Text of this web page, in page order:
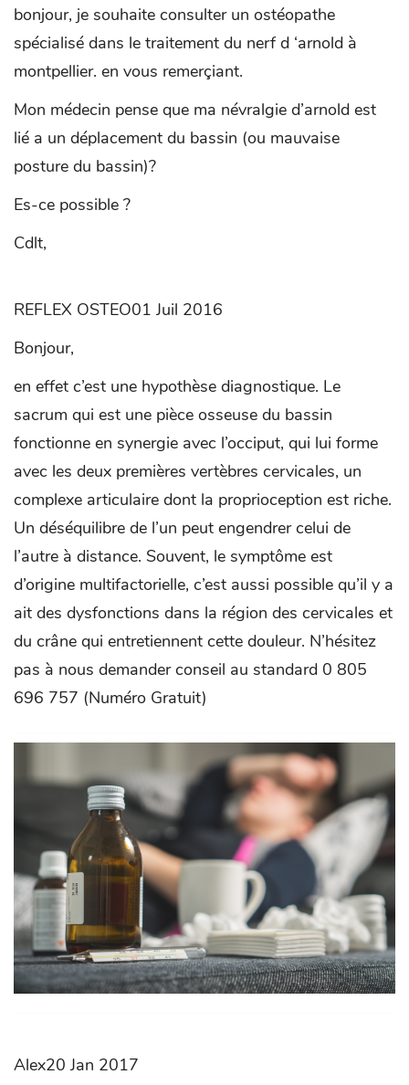
bonjour, je souhaite consulter un ostéopathe
spécialisé dans le traitement du nerf d ‘arnold à
montpellier. en vous remerçiant.
Mon médecin pense que ma névralgie d’arnold est
lié a un déplacement du bassin (ou mauvaise
posture du bassin)?
Es-ce possible ?
Cdlt,
REFLEX OSTEO01 Juil 2016
Bonjour,
en effet c’est une hypothèse diagnostique. Le
sacrum qui est une pièce osseuse du bassin
fonctionne en synergie avec l’occiput, qui lui forme
avec les deux premières vertèbres cervicales, un
complexe articulaire dont la proprioception est riche.
Un déséquilibre de l’un peut engendrer celui de
l’autre à distance. Souvent, le symptôme est
d’origine multifactorielle, c’est aussi possible qu’il y a
ait des dysfonctions dans la région des cervicales et
du crâne qui entretiennent cette douleur. N’hésitez
pas à nous demander conseil au standard 0 805
696 757 (Numéro Gratuit)
Alex20 Jan 2017